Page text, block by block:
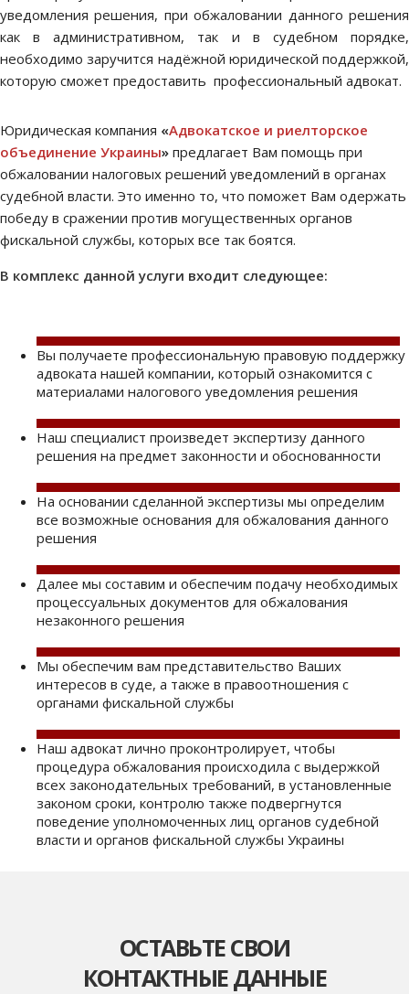
уведомления решения, при обжаловании данного решения
как в административном, так и в судебном порядке,
необходимо заручится надёжной юридической поддержкой,
которую сможет предоставить профессиональный адвокат.
Юридическая компания «Адвокатское и риелторское
объединение Украины» предлагает Вам помощь при
обжаловании налоговых решений уведомлений в органах
судебной власти. Это именно то, что поможет Вам одержать
победу в сражении против могущественных органов
фискальной службы, которых все так боятся.
В комплекс данной услуги входит следующее:
Вы получаете профессиональную правовую поддержку
адвоката нашей компании, который ознакомится с
материалами налогового уведомления решения
Наш специалист произведет экспертизу данного
решения на предмет законности и обоснованности
На основании сделанной экспертизы мы определим
все возможные основания для обжалования данного
решения
Далее мы составим и обеспечим подачу необходимых
процессуальных документов для обжалования
незаконного решения
Мы обеспечим вам представительство Ваших
интересов в суде, а также в правоотношения с
органами фискальной службы
Наш адвокат лично проконтролирует, чтобы
процедура обжалования происходила с выдержкой
всех законодательных требований, в установленные
законом сроки, контролю также подвергнутся
поведение уполномоченных лиц органов судебной
власти и органов фискальной службы Украины
ОСТАВЬТЕ СВОИ
КОНТАКТНЫЕ ДАННЫЕ